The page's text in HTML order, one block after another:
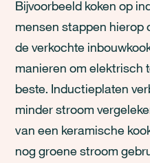
Bijvoorbeeld koken op
mensen stappen hierop
de verkochte
manieren om elektrisch
beste. Inductieplaten
minder stroom
van een keramische
nog groene stroom